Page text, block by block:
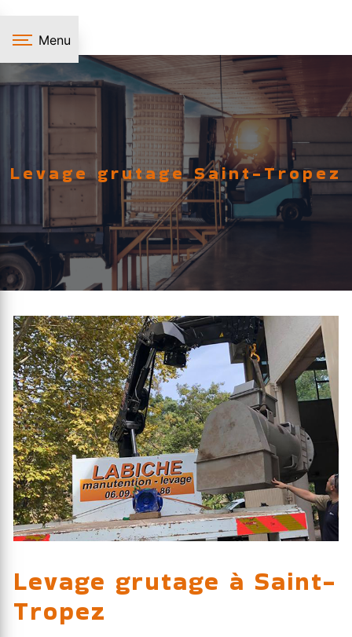
Menu
Levage grutage Saint-Tropez
Levage grutage à Saint-
Tropez